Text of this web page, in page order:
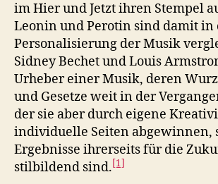
im Hier und Jetzt ihren Stempel
Leonin und Perotin sind damit in
Personalisierung der Musik
Sidney Bechet und Louis
Urheber einer Musik, deren
und Gesetze weit in der
der sie aber durch eigene
individuelle Seiten abgewinnen,
Ergebnisse ihrerseits für die
stilbildend sind.[1]